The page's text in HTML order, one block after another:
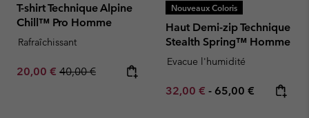
T-shirt Technique Alpine
Chill™ Pro Homme
Rafraîchissant
Sale price:
20,00 € Regular price:
40,00 €
Nouveaux Coloris
Haut Demi-zip Technique
Stealth Spring™ Homme
Evacue l'humidité
Minimum sale price:
32,00 € - Maximum price:
65,00 €